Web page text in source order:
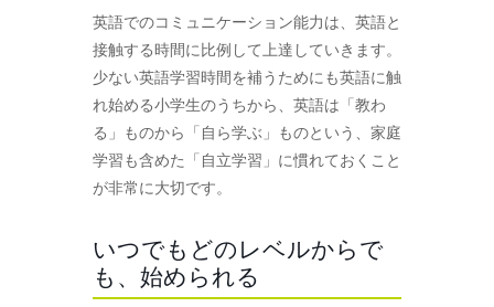
英語でのコミュニケーション能力は、英語と
接触する時間に比例して上達していきます。
少ない英語学習時間を補うためにも英語に触
れ始める小学生のうちから、英語は「教わ
る」ものから「自ら学ぶ」ものという、家庭
学習も含めた「自立学習」に慣れておくこと
が非常に大切です。
いつでもどのレベルからで
も、始められる